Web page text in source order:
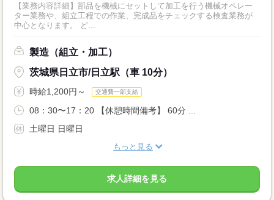
【業務内容詳細】部品を機械にセットして加工を行う機械オペレー
ター業務や、組立工程での作業、完成品をチェックする検査業務が
中心となります。 ど...
製造（組立・加工）
茨城県日立市/日立駅（車 10分）
時給1,200円～ 交通費一部支給
08：30〜17：20 【休憩時間備考】 60分 ...
土曜日 日曜日
もっと見る
求人詳細を見る